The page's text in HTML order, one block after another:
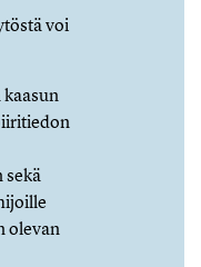
voi
olevan